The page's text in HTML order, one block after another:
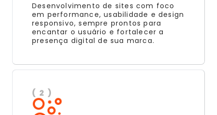
Desenvolvimento de sites com foco
em performance, usabilidade e design
responsivo, sempre prontos para
encantar o usuário e fortalecer a
presença digital de sua marca.
( 2 )